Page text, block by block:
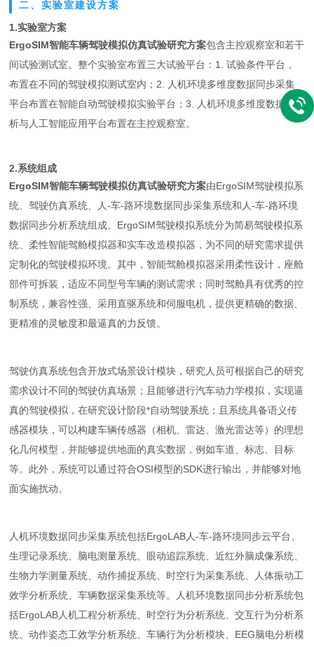
二、实验室建设方案
1.实验室方案
ErgoSIM智能车辆驾驶模拟仿真试验研究方案包含主控观察室和若干
间试验测试室。整个实验室布置三大试验平台：1. 试验条件平台，
布置在不同的驾驶模拟测试室内；2. 人机环境多维度数据同步采集
平台布置在智能自动驾驶模拟实验平台；3. 人机环境多维度数据分
析与人工智能应用平台布置在主控观察室。
2.系统组成
ErgoSIM智能车辆驾驶模拟仿真试验研究方案由ErgoSIM驾驶模拟系
统、驾驶仿真系统、人-车-路环境数据同步采集系统和人-车-路环境
数据同步分析系统组成。ErgoSIM驾驶模拟系统分为简易驾驶模拟系
统、柔性智能驾舱模拟器和实车改造模拟器，为不同的研究需求提供
定制化的驾驶模拟环境。其中，智能驾舱模拟器采用柔性设计，座舱
部件可拆装，适应不同型号车辆的测试需求；同时驾舱具有优秀的控
制系统，兼容性强、采用直驱系统和伺服电机，提供更精确的数据、
更精准的灵敏度和最逼真的力反馈。
驾驶仿真系统包含开放式场景设计模块，研究人员可根据自己的研究
需求设计不同的驾驶仿真场景；且能够进行汽车动力学模拟，实现逼
真的驾驶模拟，在研究设计阶段*自动驾驶系统；且系统具备语义传
感器模块，可以构建车辆传感器（相机、雷达、激光雷达等）的理想
化几何模型，并能够提供地面的真实数据，例如车道、标志、目标
等。此外，系统可以通过符合OSI模型的SDK进行输出，并能够对地
面实施扰动。
人机环境数据同步采集系统包括ErgoLAB人-车-路环境同步云平台、
生理记录系统、脑电测量系统、眼动追踪系统、近红外脑成像系统、
生物力学测量系统、动作捕捉系统、时空行为采集系统、人体振动工
效学分析系统、车辆数据采集系统等。人机环境数据同步分析系统包
括ErgoLAB人机工程分析系统、时空行为分析系统、交互行为分析系
统、动作姿态工效学分析系统、车辆行为分析模块、EEG脑电分析模